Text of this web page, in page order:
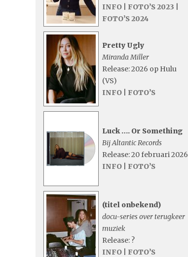
INFO
FOTO’S 2023
FOTO’S 2024
Pretty Ugly
Miranda Miller
Release: 2026 op Hulu
(VS)
INFO
FOTO’S
Luck …. Or Something
Bij Altantic Records
Release: 20 februari 2026
INFO
FOTO’S
(titel onbekend)
docu-series over terugkeer
muziek
Release: ?
INFO
FOTO’S